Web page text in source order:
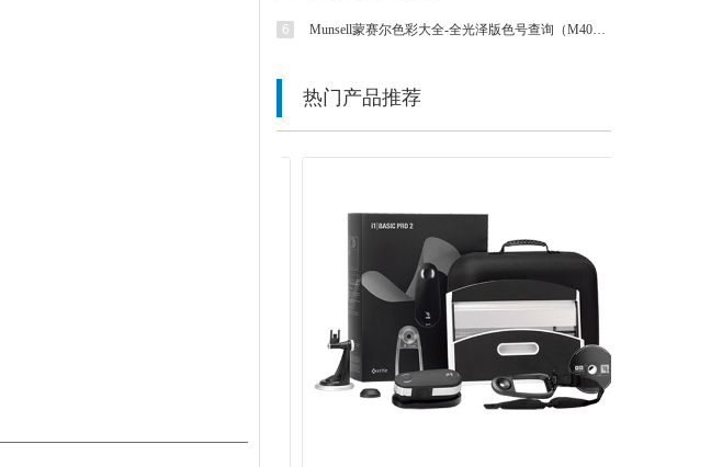
Munsell蒙赛尔色彩大全-全光泽版色号查询（M40115B色卡）
热门产品推荐